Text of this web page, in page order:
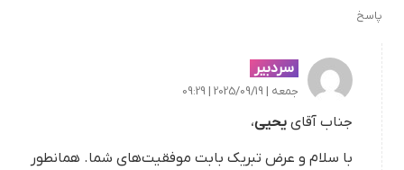
پاسخ
سردبیر
جمعه | 2025/09/19 | 09:29
جناب آقای یحیی،
با سلام و عرض تبریک بابت موفقیت‌های شما. همانطور